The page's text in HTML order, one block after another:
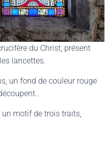
du Christ, présent
lancettes.
un fond de couleur rouge
un motif de trois traits,